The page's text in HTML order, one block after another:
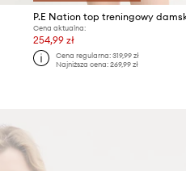
Cena aktualna:
254,99 zł
Cena regularna: 319,99 zł
Najniższa cena: 269,99 zł